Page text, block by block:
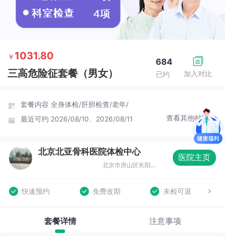
加入对比
684
已约
￥ 1031.80
三高危险征套餐（男女）
套餐内容 全身体检/肝胆检查/老年/
最近可约 2026/08/10、2026/08/11 查看其他时间
北京北亚骨科医院体检中心
北京市房山区长阳昊天北大街20号
医院主页
快速预约 免费改期 未检可退
套餐详情 注意事项